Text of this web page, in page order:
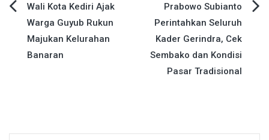
Navigasi
pos
Wali Kota Kediri Ajak
Warga Guyub Rukun
Majukan Kelurahan
Banaran
Prabowo Subianto
Perintahkan Seluruh
Kader Gerindra, Cek
Sembako dan Kondisi
Pasar Tradisional